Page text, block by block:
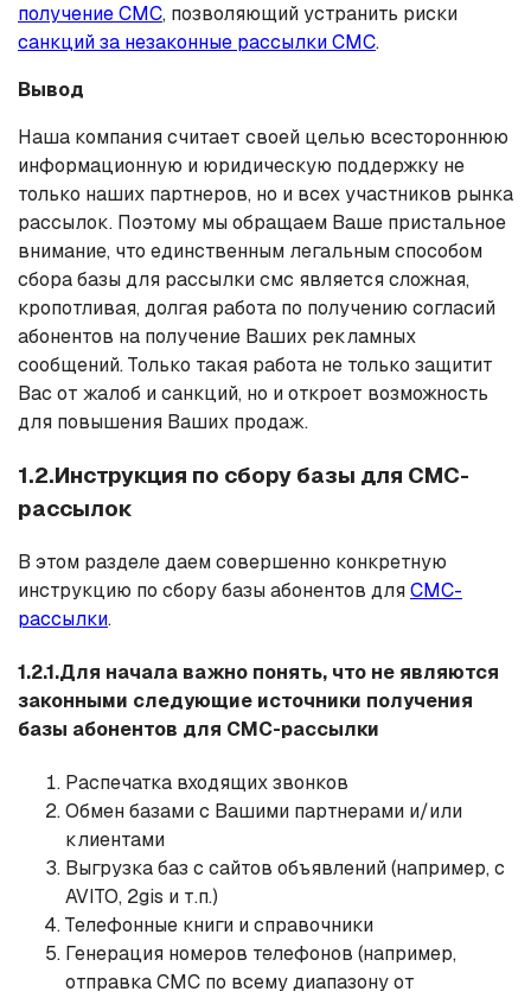
получение СМС, позволяющий устранить риски
санкций за незаконные рассылки СМС.
Вывод
Наша компания считает своей целью всестороннюю
информационную и юридическую поддержку не
только наших партнеров, но и всех участников рынка
рассылок. Поэтому мы обращаем Ваше пристальное
внимание, что единственным легальным способом
сбора базы для рассылки смс является сложная,
кропотливая, долгая работа по получению согласий
абонентов на получение Ваших рекламных
сообщений. Только такая работа не только защитит
Вас от жалоб и санкций, но и откроет возможность
для повышения Ваших продаж.
1.2.Инструкция по сбору базы для СМС-
рассылок
В этом разделе даем совершенно конкретную
инструкцию по сбору базы абонентов дляСМС-
рассылки.
1.2.1.Для начала важно понять, что не являются
законными следующие источники получения
базы абонентов для СМС-рассылки
Распечатка входящих звонков
Обмен базами с Вашими партнерами и/или
клиентами
Выгрузка баз с сайтов объявлений (например, с
AVITO, 2gis и т.п.)
Телефонные книги и справочники
Генерация номеров телефонов (например,
отправка СМС по всему диапазону от